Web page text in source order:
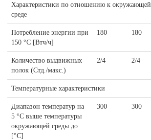
Характеристики по отношению к окружающей
среде
Потребление энергии при
150 °C [Втч/ч]
180 180
Количество выдвижных
полок (Стд./макс.)
2/4 2/4
Температурные характеристики
Диапазон температур на
5 °C выше температуры
окружающей среды до
[°C]
300 300